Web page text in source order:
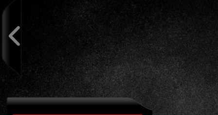
Sobre Linhas2048